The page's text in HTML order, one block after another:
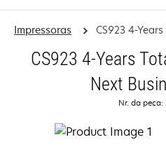
Impressoras CS923 4-
CS923 4-Years
Next
Nr. da peça: